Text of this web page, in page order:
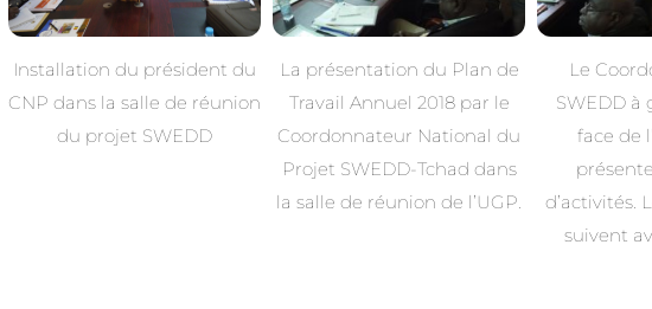
Installation du président du
CNP dans la salle de réunion
du projet SWEDD
La présentation du Plan de
Travail Annuel 2018 par le
Coordonnateur National du
Projet SWEDD-Tchad dans
la salle de réunion de l’UGP.
Le
SWEDD à
face de
d’activités.
suivent